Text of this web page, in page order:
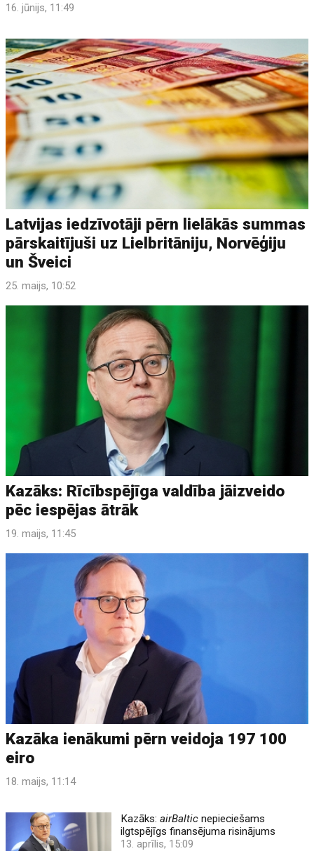
16. jūnijs, 11:49
Latvijas iedzīvotāji pērn lielākās summas
pārskaitījuši uz Lielbritāniju, Norvēģiju
un Šveici
25. maijs, 10:52
Kazāks: Rīcībspējīga valdība jāizveido
pēc iespējas ātrāk
19. maijs, 11:45
Kazāka ienākumi pērn veidoja 197 100
eiro
18. maijs, 11:14
Kazāks:airBaltic nepieciešams
ilgtspējīgs finansējuma risinājums
13. aprīlis, 15:09